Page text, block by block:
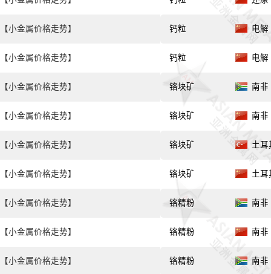
【小金属价格走势】
【小金属价格走势】
【小金属价格走势】
【小金属价格走势】
【小金属价格走势】
【小金属价格走势】
【小金属价格走势】
【小金属价格走势】
【小金属价格走势】
钙粒 电解
钙粒 电解
铬块矿 南非
铬块矿 南非
铬块矿 土耳
铬块矿 土耳
铬精粉 南非
铬精粉 南非
铬精粉 南非